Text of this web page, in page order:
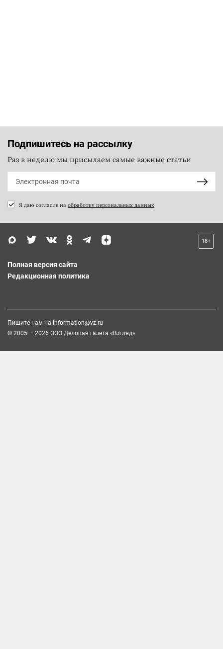
Подпишитесь на рассылку
Раз в неделю мы присылаем самые важные статьи
Я даю согласие на обработку персональных данных
18+
Полная версия сайта
Редакционная политика
Пишите нам на information@vz.ru
© 2005 — 2026 ООО Деловая газета «Взгляд»